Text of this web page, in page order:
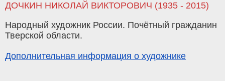
ДОЧКИН НИКОЛАЙ ВИКТОРОВИЧ (1935 - 2015)
Народный художник России. Почётный гражданин
Тверской области.
Дополнительная информация о художнике